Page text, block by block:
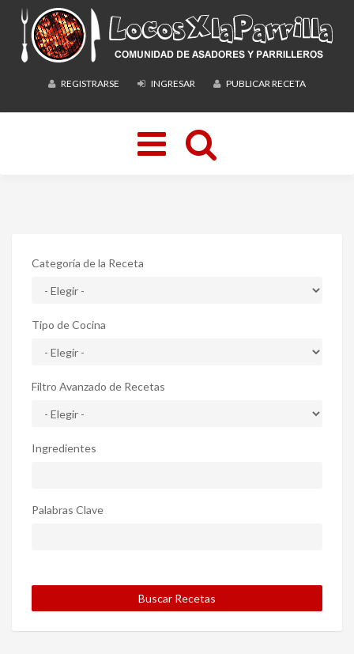
REGISTRARSE INGRESAR PUBLICAR RECETA
Toggle
navigation
Categoría de la Receta
Tipo de Cocina
Filtro Avanzado de Recetas
Ingredientes
Palabras Clave
Buscar Recetas